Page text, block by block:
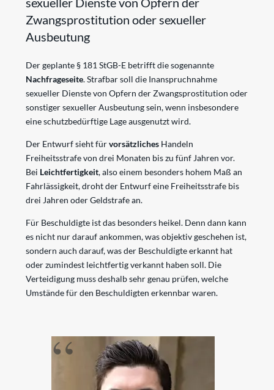
Zwangsprostitution oder sexueller
Ausbeutung
Der geplante § 181 StGB-E betrifft die sogenannte
Nachfrageseite. Strafbar soll die Inanspruchnahme
sexueller Dienste von Opfern der Zwangsprostitution oder
sonstiger sexueller Ausbeutung sein, wenn insbesondere
eine schutzbedürftige Lage ausgenutzt wird.
Der Entwurf sieht fürvorsätzliches Handeln
Freiheitsstrafe von drei Monaten bis zu fünf Jahren vor.
Bei Leichtfertigkeit, also einem besonders hohem Maß an
Fahrlässigkeit, droht der Entwurf eine Freiheitsstrafe bis
drei Jahren oder Geldstrafe an.
Für Beschuldigte ist das besonders heikel. Denn dann kann
es nicht nur darauf ankommen, was objektiv geschehen ist,
sondern auch darauf, was der Beschuldigte erkannt hat
oder zumindest leichtfertig verkannt haben soll. Die
Verteidigung muss deshalb sehr genau prüfen, welche
Umstände für den Beschuldigten erkennbar waren.